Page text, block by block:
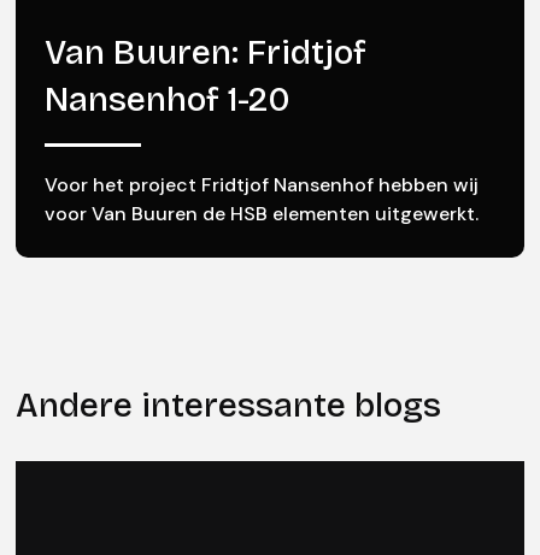
Van Buuren: Fridtjof
Nansenhof 1-20
Voor het project Fridtjof Nansenhof hebben wij
voor Van Buuren de HSB elementen uitgewerkt.
Andere interessante blogs